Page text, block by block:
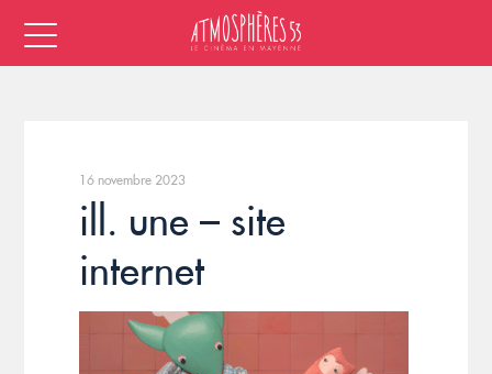
16 novembre 2023
ill. une – site
internet